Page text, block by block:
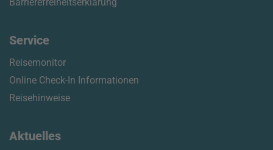
Service
Reisemonitor
Online Check-In Informationen
Reisehinweise
Aktuelles